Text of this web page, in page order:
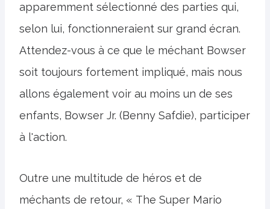
apparemment sélectionné des parties qui,
selon lui, fonctionneraient sur grand écran.
Attendez-vous à ce que le méchant Bowser
soit toujours fortement impliqué, mais nous
allons également voir au moins un de ses
enfants, Bowser Jr. (Benny Safdie), participer
à l'action.
Outre une multitude de héros et de
méchants de retour, « The Super Mario